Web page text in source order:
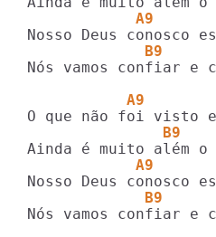
A9
B9
Nós vamos confiar e
A9
B9
A9
B9
Nós vamos confiar e